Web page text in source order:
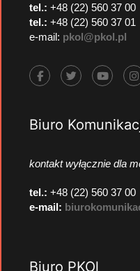
tel.: +48 (22) 560 37 00
tel.: +48 (22) 560 37 01
e-mail: pkol@pkol.pl
Biuro
kontakt wyłącznie dla
tel.: +48 (22) 560 37 00
e-mail:
Biuro PKOl